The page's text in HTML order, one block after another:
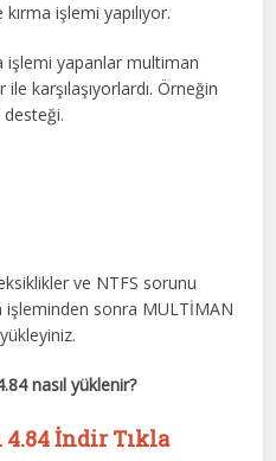
işlemi yapılıyor.
işlemi yapanlar multiman
karşılaşıyorlardı. Örneğin
desteği.
ve NTFS sorunu
işleminden sonra MULTİMAN
nasıl yüklenir?
İndir Tıkla